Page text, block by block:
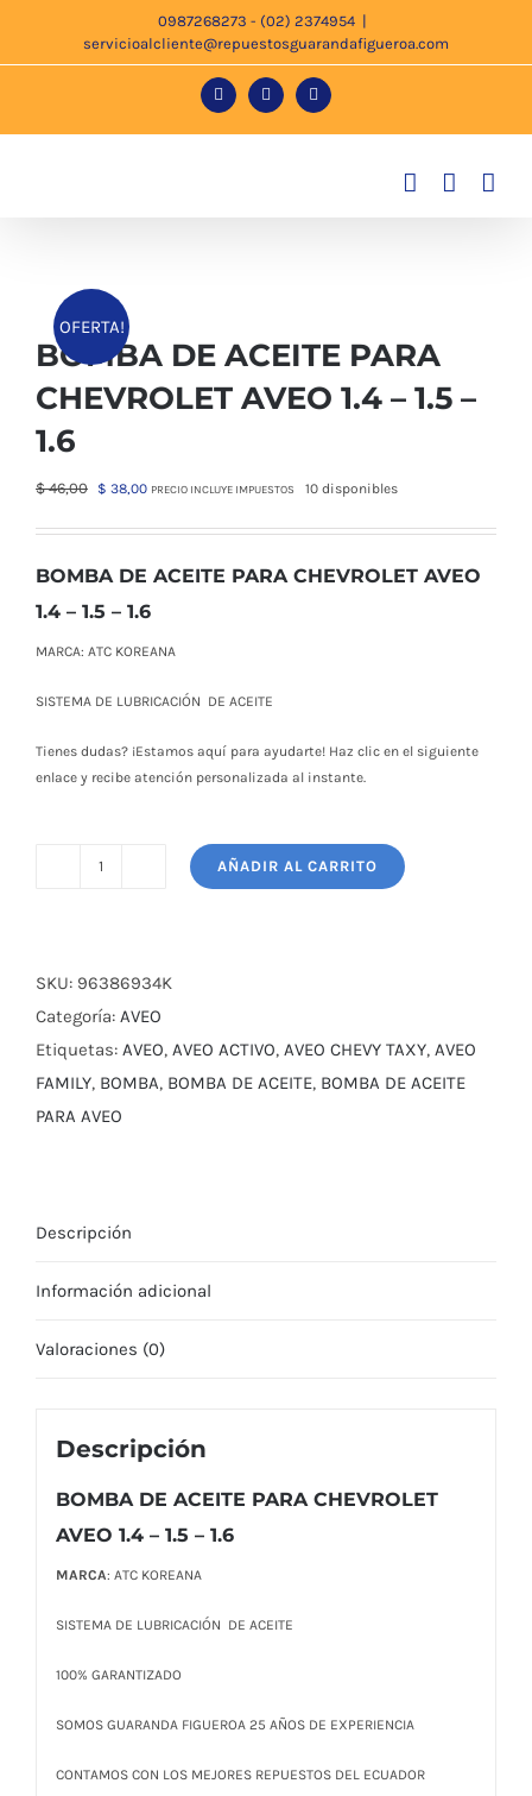
0987268273 - (02) 2374954 |
servicioalcliente@repuestosguarandafigueroa.com
FacebookInstagramTiktok
OFERTA!
BOMBA DE ACEITE PARA
CHEVROLET AVEO 1.4 – 1.5 –
1.6
$46,00
El
original
$ 38,00El
actual
PRECIO INCLUYE IMPUESTOS 10 disponibles
BOMBA DE ACEITE PARA CHEVROLET AVEO
1.4 – 1.5 – 1.6
MARCA: ATC KOREANA
SISTEMA DE LUBRICACIÓN DE ACEITE
Tienes dudas? ¡Estamos aquí para ayudarte! Haz clic en el siguiente
enlace y recibe atención personalizada al instante.
PARA
CHEVROLET
AVEO
1.4
-
cantidad
AÑADIR AL CARRITO
SKU: 96386934K
Categoría: AVEO
Etiquetas: AVEO, AVEO ACTIVO, AVEO CHEVY TAXY, AVEO
FAMILY, BOMBA, BOMBA DE ACEITE, BOMBA DE ACEITE
PARA AVEO
Descripción
Información adicional
Valoraciones (0)
Descripción
BOMBA DE ACEITE PARA CHEVROLET
AVEO 1.4 – 1.5 – 1.6
MARCA: ATC KOREANA
SISTEMA DE LUBRICACIÓN DE ACEITE
100% GARANTIZADO
SOMOS GUARANDA FIGUEROA 25 AÑOS DE EXPERIENCIA
CONTAMOS CON LOS MEJORES REPUESTOS DEL ECUADOR